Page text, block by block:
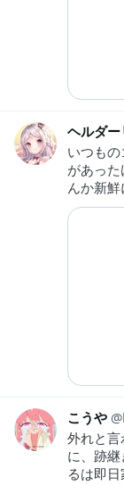
ヘルダー
いつも
があっ
んか新
こうや
外れと
に、跡
るは即